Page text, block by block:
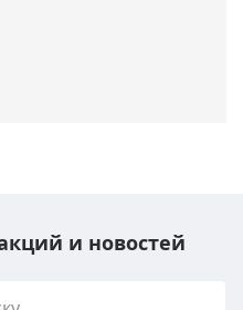
и новостей